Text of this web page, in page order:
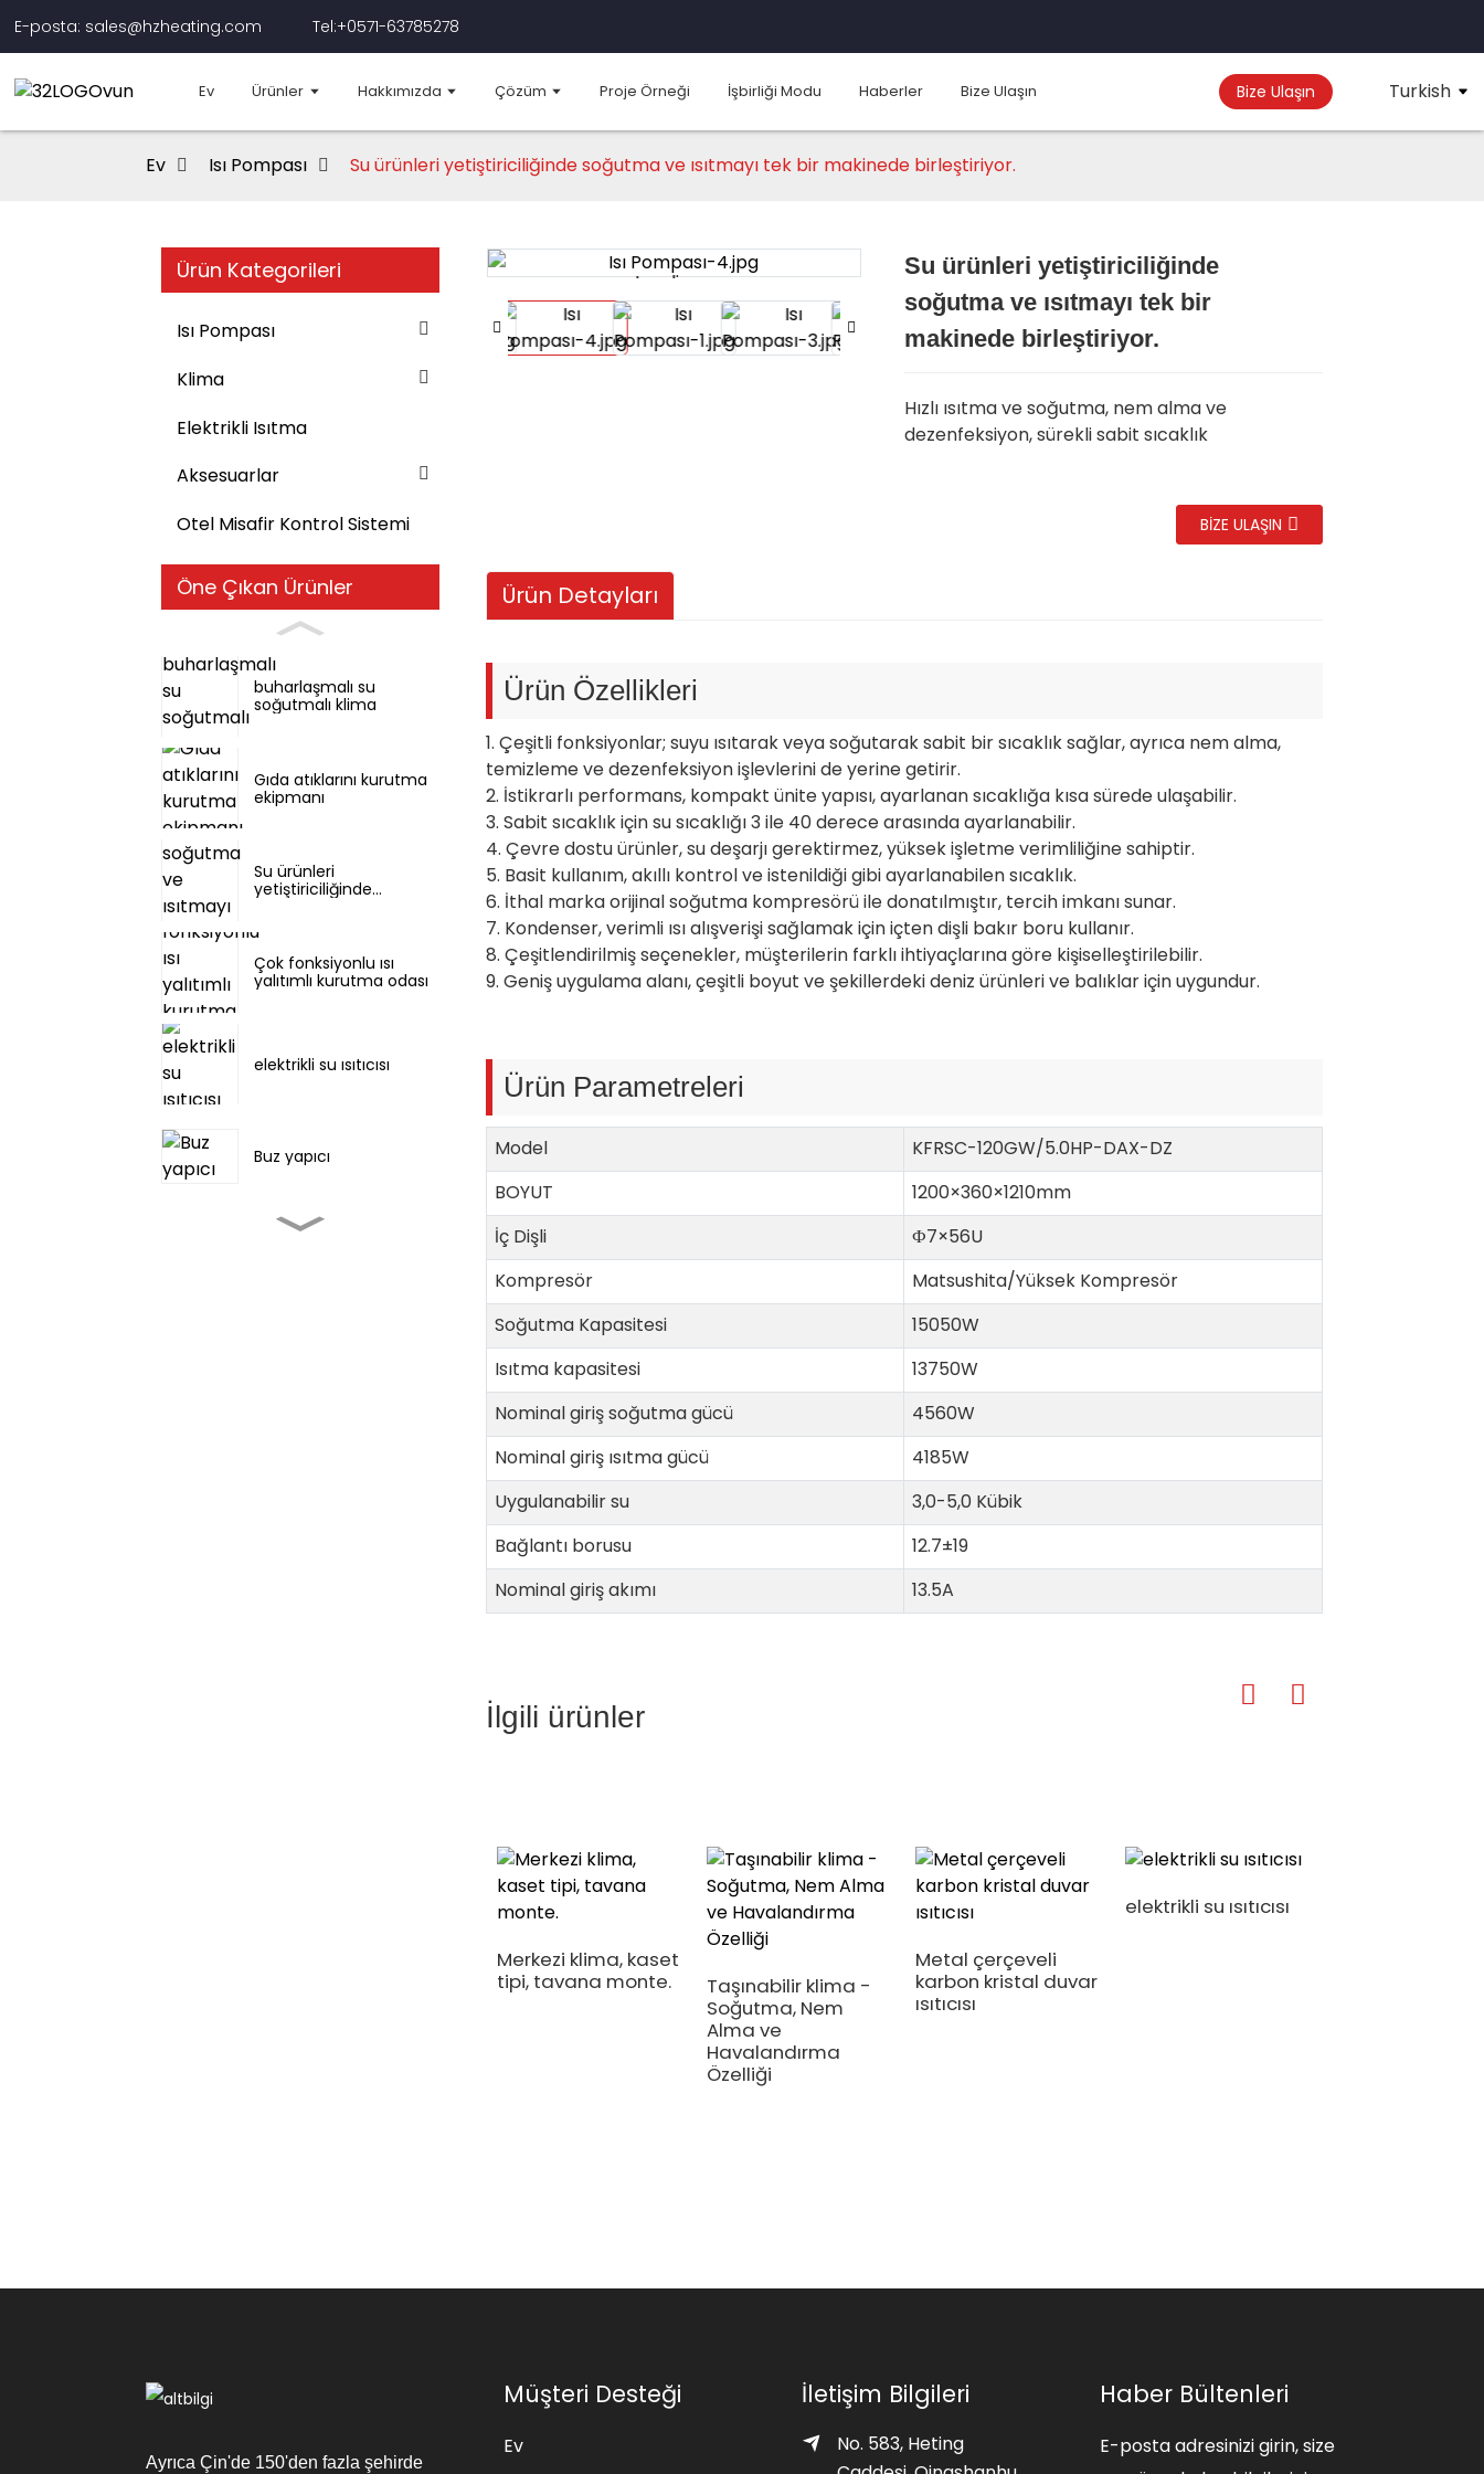
E-posta: sales@hzheating.com Tel:+0571-63785278
Ev Ürünler Hakkımızda Çözüm Proje Örneği İşbirliği Modu Haberler Bize Ulaşın Bize Ulaşın Turkish
Ev Isı Pompası Su ürünleri yetiştiriciliğinde soğutma ve ısıtmayı tek bir makinede birleştiriyor.
Ürün Kategorileri
Isı Pompası
Klima
Elektrikli Isıtma
Aksesuarlar
Otel Misafir Kontrol Sistemi
Öne Çıkan Ürünler
buharlaşmalı su
soğutmalı klima
Gıda atıklarını kurutma
ekipmanı
Su ürünleri
yetiştiriciliğinde
birleştiriyor.
Çok fonksiyonlu ısı
yalıtımlı kurutma odası
elektrikli su ısıtıcısı
Buz yapıcı
Loading...
Loading... Loading...
Loading... Loading...
Loading...
Su ürünleri yetiştiriciliğinde
soğutma ve ısıtmayı tek bir
makinede birleştiriyor.
Hızlı ısıtma ve soğutma, nem alma ve
dezenfeksiyon, sürekli sabit sıcaklık
BIZE ULAŞIN
Ürün Detayları
Ürün Özellikleri
1. Çeşitli fonksiyonlar; suyu ısıtarak veya soğutarak sabit bir sıcaklık sağlar, ayrıca nem alma,
temizleme ve dezenfeksiyon işlevlerini de yerine getirir.
2. İstikrarlı performans, kompakt ünite yapısı, ayarlanan sıcaklığa kısa sürede ulaşabilir.
3. Sabit sıcaklık için su sıcaklığı 3 ile 40 derece arasında ayarlanabilir.
4. Çevre dostu ürünler, su deşarjı gerektirmez, yüksek işletme verimliliğine sahiptir.
5. Basit kullanım, akıllı kontrol ve istenildiği gibi ayarlanabilen sıcaklık.
6. İthal marka orijinal soğutma kompresörü ile donatılmıştır, tercih imkanı sunar.
7. Kondenser, verimli ısı alışverişi sağlamak için içten dişli bakır boru kullanır.
8. Çeşitlendirilmiş seçenekler, müşterilerin farklı ihtiyaçlarına göre kişiselleştirilebilir.
9. Geniş uygulama alanı, çeşitli boyut ve şekillerdeki deniz ürünleri ve balıklar için uygundur.
Ürün Parametreleri
Model
KFRSC-120GW/5.0HP-DAX-DZ
BOYUT
1200×360×1210mm
İç Dişli
Ф7×56U
Kompresör
Matsushita/Yüksek Kompresör
Soğutma Kapasitesi
15050W
Isıtma kapasitesi
13750W
Nominal giriş soğutma gücü
4560W
Nominal giriş ısıtma gücü
4185W
Uygulanabilir su
3,0-5,0 Kübik
Bağlantı borusu
12.7±19
Nominal giriş akımı
13.5A
İlgili ürünler
Merkezi klima, kaset
tipi, tavana monte.
Taşınabilir klima -
Soğutma, Nem
Alma ve
Havalandırma
Özelliği
Metal çerçeveli
karbon kristal duvar
ısıtıcısı
elektrikli su ısıtıcısı
Ayrıca Çin'de 150'den fazla şehirde
Müşteri Desteği
Ev
İletişim Bilgileri
No. 583, Heting
Haber Bültenleri
E-posta adresinizi girin, size